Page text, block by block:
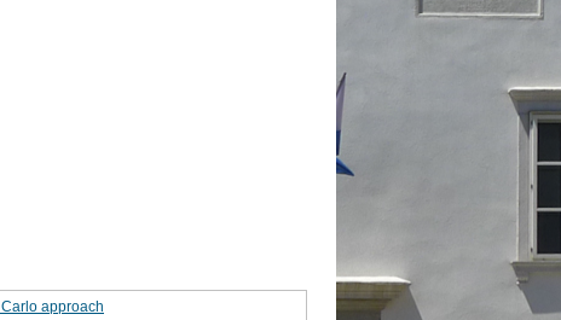
approach